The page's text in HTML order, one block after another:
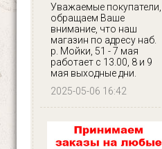
Уважаемые покупатели,
обращаем Ваше
внимание, что наш
магазин по адресу наб.
р. Мойки, 51 - 7 мая
работает с 13.00, 8 и 9
мая выходные дни.
2025-05-06 16:42